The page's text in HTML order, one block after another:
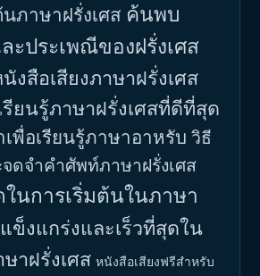
ภาษาฝรั่งเศส ค้นพบ
ประเพณีของฝรั่งเศส
งสือเสียงภาษาฝรั่งเศส
รียนรู้ภาษาฝรั่งเศสที่ดีที่สุด
พื่อเรียนรู้ภาษาอาหรับ วิธี
จดจำคำศัพท์ภาษาฝรั่งเศส
นการเริ่มต้นในภาษา
ข็งแกร่งและเร็วที่สุดใน
าฝรั่งเศส หนังสือเสียงฟรีสำหรับ